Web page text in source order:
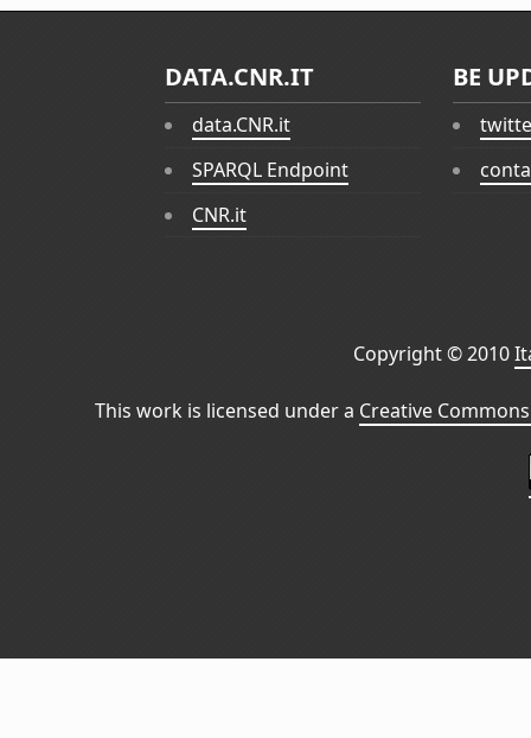
DATA.CNR.IT
data.CNR.it
SPARQL Endpoint
CNR.it
BE
Copyright © 2010
This work is licensed under a Creative